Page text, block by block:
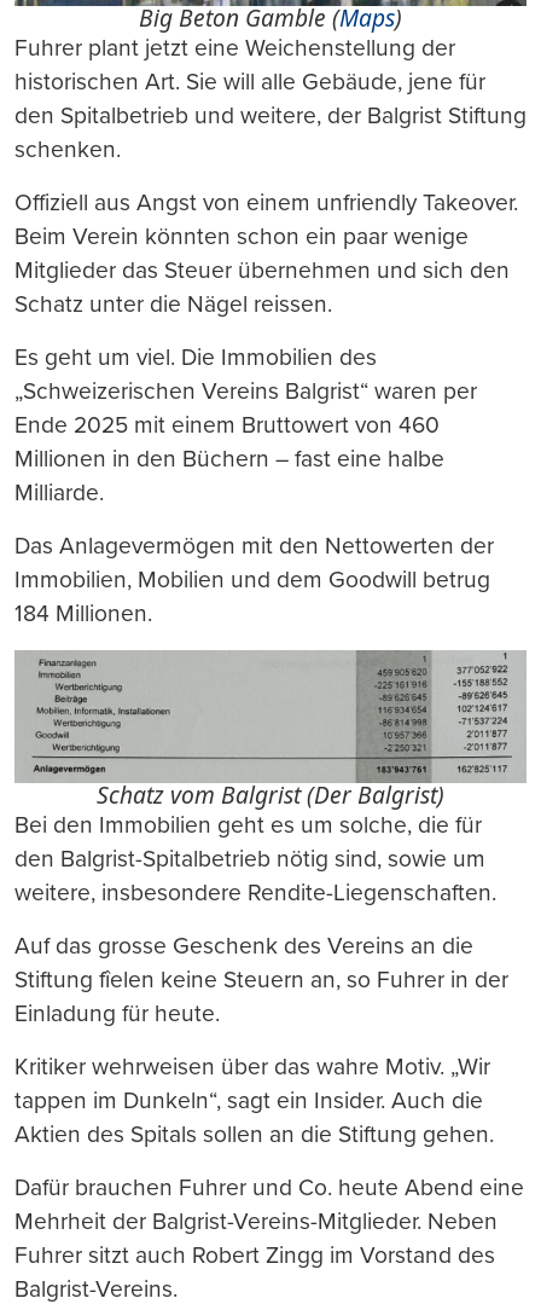
Big Beton Gamble (Maps)
Fuhrer plant jetzt eine Weichenstellung der
historischen Art. Sie will alle Gebäude, jene für
den Spitalbetrieb und weitere, der Balgrist Stiftung
schenken.
Offiziell aus Angst von einem unfriendly Takeover.
Beim Verein könnten schon ein paar wenige
Mitglieder das Steuer übernehmen und sich den
Schatz unter die Nägel reissen.
Es geht um viel. Die Immobilien des
„Schweizerischen Vereins Balgrist“ waren per
Ende 2025 mit einem Bruttowert von 460
Millionen in den Büchern – fast eine halbe
Milliarde.
Das Anlagevermögen mit den Nettowerten der
Immobilien, Mobilien und dem Goodwill betrug
184 Millionen.
Schatz vom Balgrist (Der Balgrist)
Bei den Immobilien geht es um solche, die für
den Balgrist-Spitalbetrieb nötig sind, sowie um
weitere, insbesondere Rendite-Liegenschaften.
Auf das grosse Geschenk des Vereins an die
Stiftung fîelen keine Steuern an, so Fuhrer in der
Einladung für heute.
Kritiker wehrweisen über das wahre Motiv. „Wir
tappen im Dunkeln“, sagt ein Insider. Auch die
Aktien des Spitals sollen an die Stiftung gehen.
Dafür brauchen Fuhrer und Co. heute Abend eine
Mehrheit der Balgrist-Vereins-Mitglieder. Neben
Fuhrer sitzt auch Robert Zingg im Vorstand des
Balgrist-Vereins.